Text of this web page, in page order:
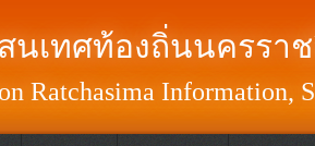
นเทศท้องถิ่นนครรา
Ratchasima Information,